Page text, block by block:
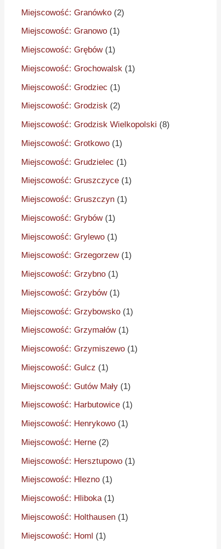
Miejscowość: Granówko (2)
Miejscowość: Granowo (1)
Miejscowość: Grębów(1)
Miejscowość: Grochowalsk (1)
Miejscowość: Grodziec (1)
Miejscowość: Grodzisk (2)
Miejscowość: Grodzisk Wielkopolski (8)
Miejscowość: Grotkowo (1)
Miejscowość: Grudzielec (1)
Miejscowość: Gruszczyce (1)
Miejscowość: Gruszczyn (1)
Miejscowość: Grybów(1)
Miejscowość: Grylewo (1)
Miejscowość: Grzegorzew(1)
Miejscowość: Grzybno (1)
Miejscowość: Grzybów(1)
Miejscowość: Grzybowsko (1)
Miejscowość: Grzymałów(1)
Miejscowość: Grzymiszewo (1)
Miejscowość: Gulcz (1)
Miejscowość: Gutów Mały (1)
Miejscowość: Harbutowice (1)
Miejscowość: Henrykowo (1)
Miejscowość: Herne (2)
Miejscowość: Hersztupowo (1)
Miejscowość: Hlezno (1)
Miejscowość: Hliboka(1)
Miejscowość: Holthausen (1)
Miejscowość: Homl (1)